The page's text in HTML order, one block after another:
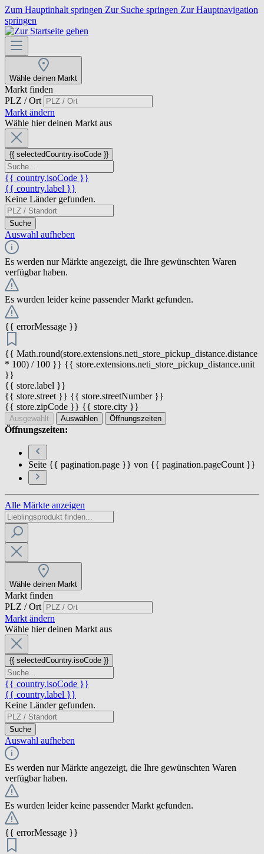
Zum Hauptinhalt springen Zur Suche springen Zur Hauptnavigation
springen
Wähle deinen Markt
Markt finden
PLZ / Ort
Markt ändern
Wähle hier deinen Markt aus
{{ selectedCountry.isoCode }}
{{ country.isoCode }}
{{ country.label }}
Keine Länder gefunden.
Suche
Auswahl aufheben
Es werden nur Märkte angezeigt, die Ihre gewünschten Waren
verfügbar haben.
Es wurden leider keine passender Markt gefunden.
{{ errorMessage }}
{{ Math.round(store.extensions.neti_store_pickup_distance.distance
* 100) / 100 }} {{ store.extensions.neti_store_pickup_distance.unit
}}
{{ store.label }}
{{ store.street }} {{ store.streetNumber }}
{{ store.zipCode }} {{ store.city }}
Ausgewählt Auswählen Öffnungszeiten
Öffnungszeiten:
Seite {{ pagination.page }} von {{ pagination.pageCount }}
Alle Märkte anzeigen
Wähle deinen Markt
Markt finden
PLZ / Ort
Markt ändern
Wähle hier deinen Markt aus
{{ selectedCountry.isoCode }}
{{ country.isoCode }}
{{ country.label }}
Keine Länder gefunden.
Suche
Auswahl aufheben
Es werden nur Märkte angezeigt, die Ihre gewünschten Waren
verfügbar haben.
Es wurden leider keine passender Markt gefunden.
{{ errorMessage }}